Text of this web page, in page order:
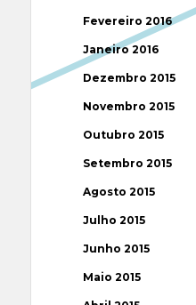
Fevereiro 2016
Janeiro 2016
Dezembro 2015
Novembro 2015
Outubro 2015
Setembro 2015
Agosto 2015
Julho 2015
Junho 2015
Maio 2015